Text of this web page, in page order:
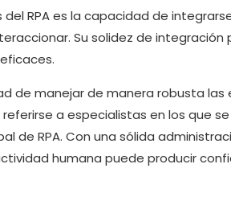
RPA es la capacidad de
Su solidez de integración
de manejar de manera robusta las
a especialistas en los que
de RPA. Con una sólida
humana puede producir